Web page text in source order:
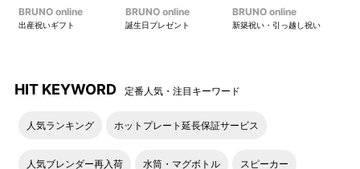
BRUNO online
出産祝いギフト
BRUNO online
誕生日プレゼント
BRUNO online
新築祝い・引っ越し祝い
HIT KEYWORD 定番人気・注目キーワード
人気ランキング ホットプレート延長保証サービス
人気ブレンダー再入荷 水筒・マグボトル スピーカー